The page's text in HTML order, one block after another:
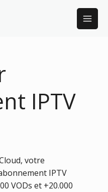
IPTV
votre
IPTV
VODs et +20.000